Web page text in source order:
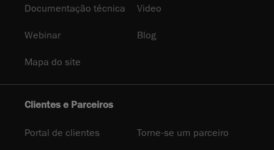
Documentação técnica Video
Webinar Blog
Mapa do site
Clientes e Parceiros
Portal de clientes Torne-se um parceiro